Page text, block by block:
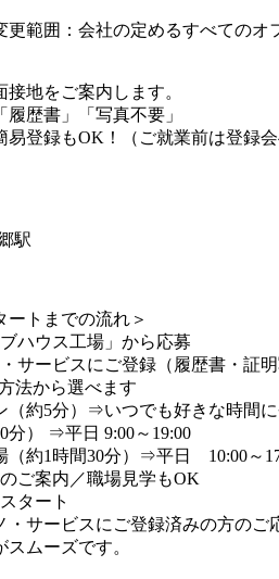
更範囲：会社の定めるすべてのオ
接地をご案内します。
履歴書」「写真不要」
易登録もOK！（ご就業前は登録
駅
ートまでの流れ＞
ブハウス工場」から応募
・サービスにご登録（履歴書・証明
法から選べます
（約5分）⇒いつでも好きな時間に
分） ⇒平日 9:00～19:00
（約1時間30分）⇒平日 10:00～
のご案内／職場見学もOK
タート
・サービスにご登録済みの方のご
ムーズです。